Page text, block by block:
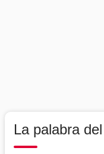
La palabra